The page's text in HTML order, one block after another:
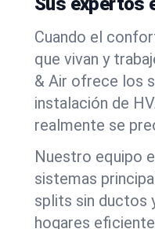
Cuando el
que vivan y
& Air ofrece los
instalación de
realmente se
Nuestro equipo
sistemas
splits sin ductos
hogares